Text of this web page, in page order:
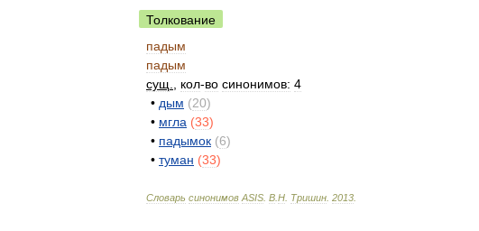
Толкование
падым
падым
сущ
кол-во синонимов: 4
• дым (20)
• мгла (33)
• падымок (6)
• туман (33)
Словарь синонимов ASIS В Н Тришин 2013